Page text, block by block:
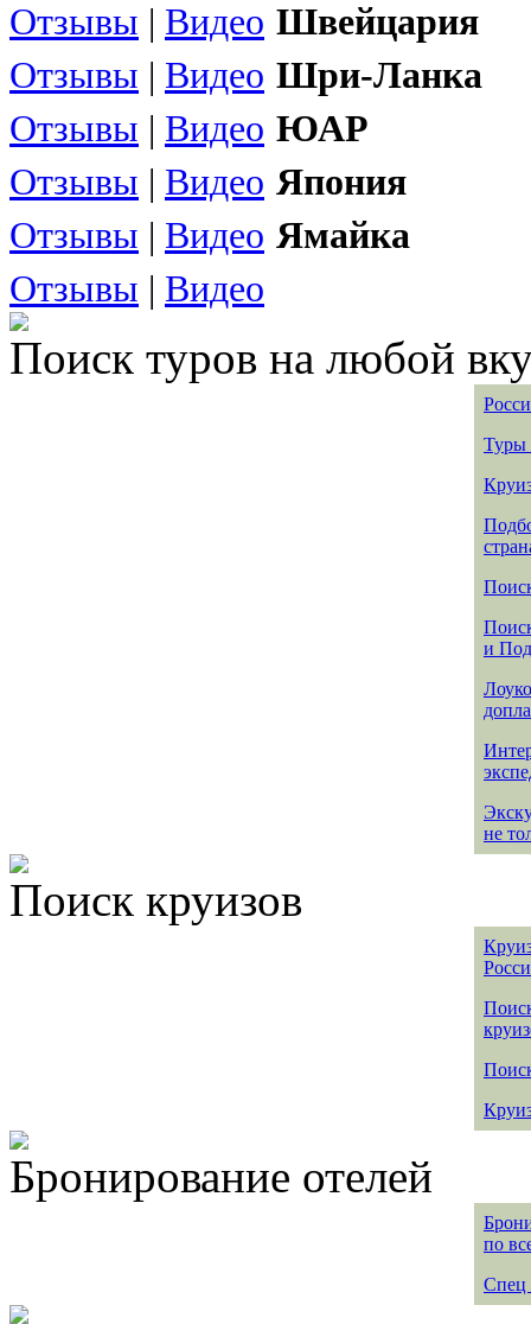
Отзывы | Видео Швейцария
Отзывы | Видео Шри-Ланка
Отзывы | Видео ЮАР
Отзывы | Видео Япония
Отзывы | Видео Ямайка
Отзывы | Видео
Поиск туров на любой
Туры
и
не
Поиск круизов
Бронирование отелей
по
Спец